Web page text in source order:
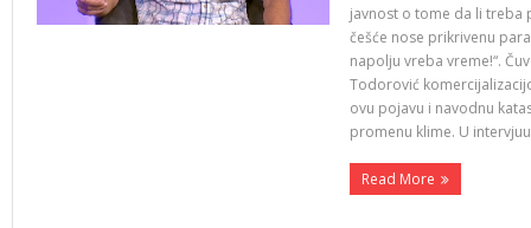
javnost o tome da li treba
češće nose prikrivenu
napolju vreba vreme!“.
Todorović
ovu pojavu i navodnu
promenu klime. U
Read More